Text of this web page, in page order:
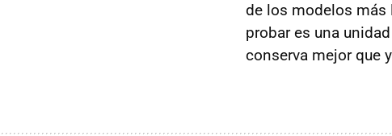
de los modelos más
probar es una
conserva mejor que